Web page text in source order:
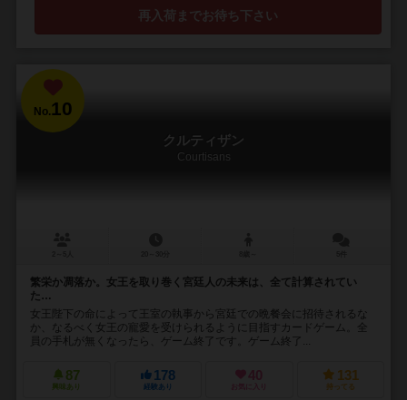
再入荷までお待ち下さい
No. 10
クルティザン
Courtisans
繁栄か凋落か。女王を取り巻く宮廷人の未来は、全て計算されてい
た…
女王陛下の命によって王室の執事から宮廷での晩餐会に招待されるな
か、なるべく女王の寵愛を受けられるように目指すカードゲーム。全
員の手札が無くなったら、ゲーム終了です。ゲーム終了...
87
興味あり
178
経験あり
40
お気に入り
131
持ってる